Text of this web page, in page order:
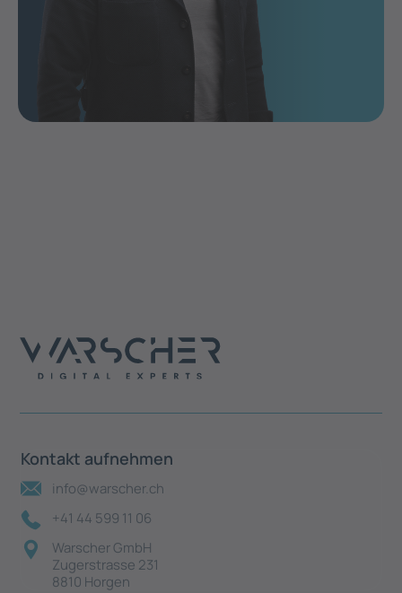
Kontakt aufnehmen
info@warscher.ch
+41 44 599 11 06
Warscher GmbH
Zugerstrasse 231
8810 Horgen